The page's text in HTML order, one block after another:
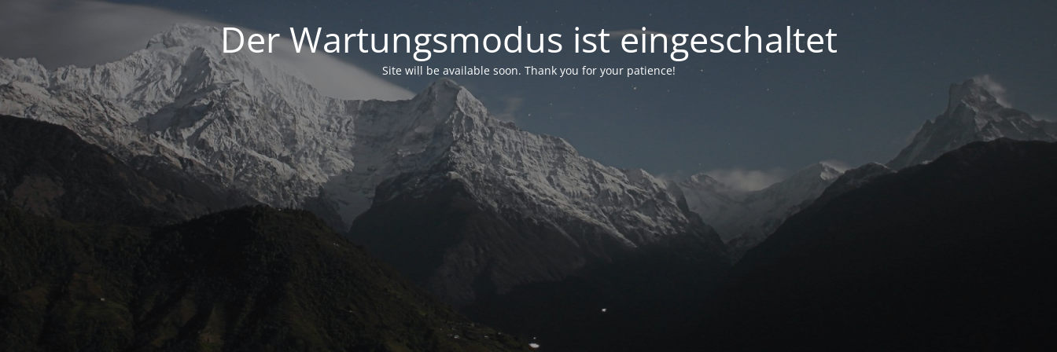
Der Wartungsmodus ist eingeschaltet
Site will be available soon. Thank you for your patience!